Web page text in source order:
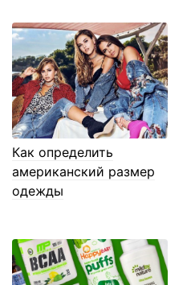
Как определить
американский размер
одежды